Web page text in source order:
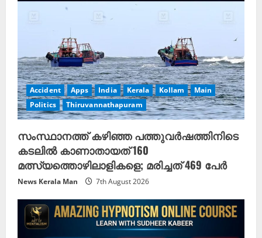
Accident Apps India Kerala Kollam
Main
Politics
Thiruvannathapuram
സംസ്ഥാനത്ത് കഴിഞ്ഞ പത്തുവര്‍ഷത്തിനിടെ
കടലില്‍ കാണാതായത് 160
മത്സ്യത്തൊഴിലാളികളെ; മരിച്ചത് 469 പേര്‍
News Kerala Man 7th August 2026